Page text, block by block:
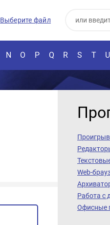
Выберите файл
N O P Q R S T U
Web-
Работа с
Офисные